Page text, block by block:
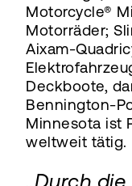
Motorcycle®
Motorräder;
Aixam-
Deckboote,
Bennington-
Minnesota ist
weltweit tätig.
„Durch